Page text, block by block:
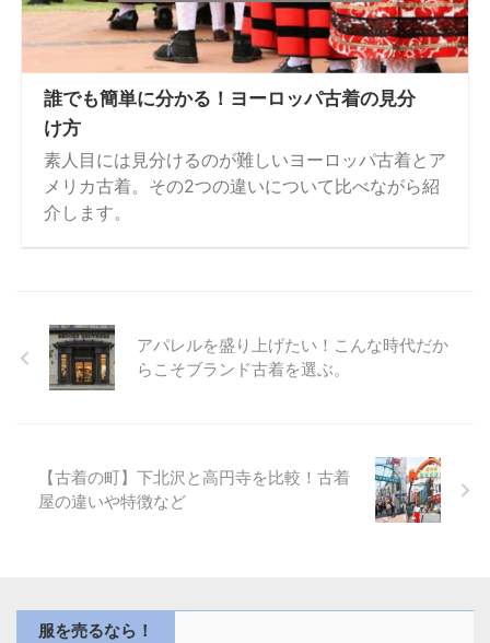
誰でも簡単に分かる！ヨーロッパ古着の見分
け方
素人目には見分けるのが難しいヨーロッパ古着とア
メリカ古着。その2つの違いについて比べながら紹
介します。
アパレルを盛り上げたい！こんな時代だか
らこそブランド古着を選ぶ。
【古着の町】下北沢と高円寺を比較！古着
屋の違いや特徴など
服を売るなら！